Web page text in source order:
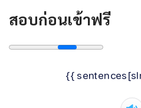
สอบก่อนเข้าฟรี
{{